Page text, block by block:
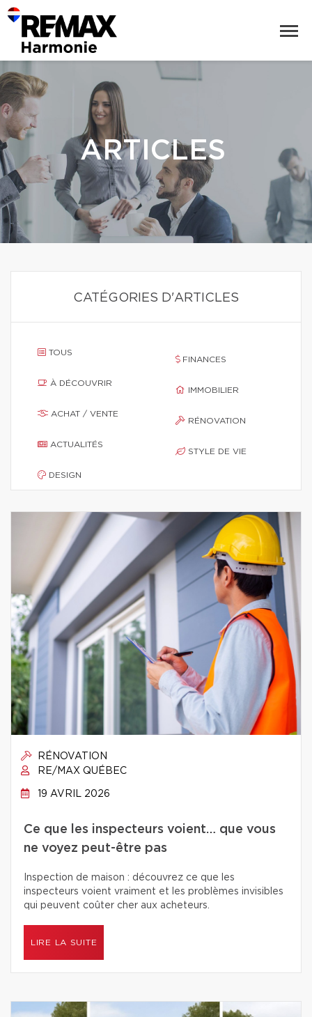
ARTICLES
CATÉGORIES D'ARTICLES
TOUS
À DÉCOUVRIR
ACHAT / VENTE
ACTUALITÉS
DESIGN
FINANCES
IMMOBILIER
RÉNOVATION
STYLE DE VIE
RÉNOVATION
RE/MAX QUÉBEC
19 AVRIL 2026
Ce que les inspecteurs voient… que vous
ne voyez peut-être pas
Inspection de maison : découvrez ce que les
inspecteurs voient vraiment et les problèmes invisibles
qui peuvent coûter cher aux acheteurs.
LIRE LA SUITE